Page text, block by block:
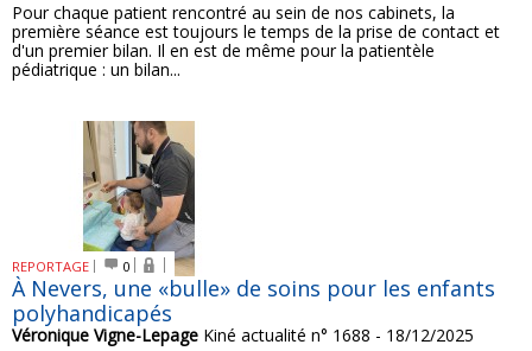
Pour chaque patient rencontré au sein de nos cabinets, la
première séance est toujours le temps de la prise de contact et
d'un premier bilan. Il en est de même pour la patientèle
pédiatrique : un bilan...
REPORTAGE 0
À Nevers, une «bulle» de soins pour les enfants
polyhandicapés
Véronique Vigne-Lepage Kiné actualité n° 1688 - 18/12/2025